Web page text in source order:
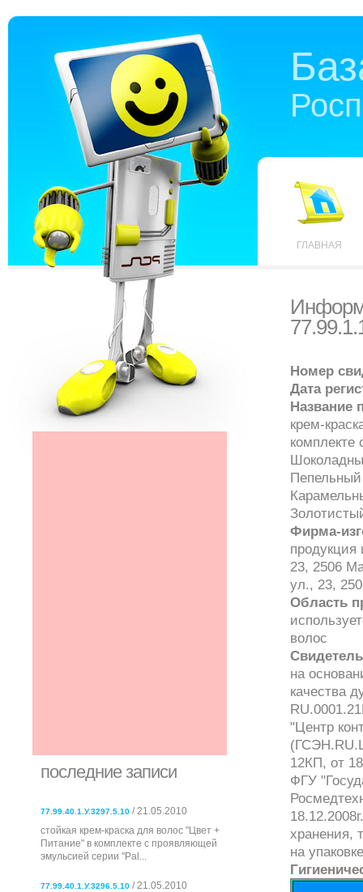
ГЛАВНАЯ
последние записи
77.99.40.1.У.3297.5.10 / 21.05.2010
стойкая крем-краска для волос "Цвет +
Питание" в комплекте с проявляющей
эмульсией серии "Pal...
77.99.40.1.У.3296.5.10 / 21.05.2010
Номер
Дата
Название
крем-
Фирма-
23, 2506
ул., 23,
Область
волос
на
качества
"Центр
12КП, от
ФГУ
хранения,
на